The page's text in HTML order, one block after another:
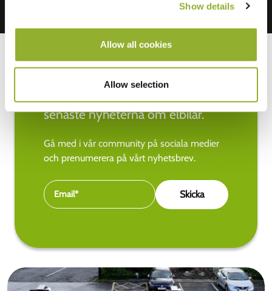
Show details
Allow all cookies
Allow selection
Håll dig uppdaterad med de
senaste nyheterna om elbilar.
Gå med i vår community på sociala medier
och prenumerera på vårt nyhetsbrev.